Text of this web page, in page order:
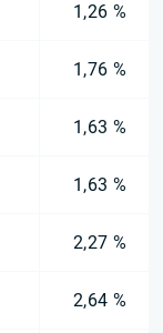
1,26 %
1,76 %
1,63 %
1,63 %
2,27 %
2,64 %